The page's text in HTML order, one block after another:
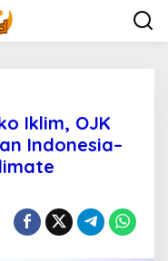
Iklim, OJK
Indonesia–